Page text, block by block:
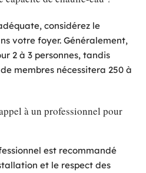
considérez le
votre foyer. Généralement,
2 à 3 personnes, tandis
membres nécessitera 250 à
à un professionnel pour
est recommandé
et le respect des